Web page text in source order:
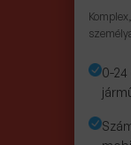
0-24